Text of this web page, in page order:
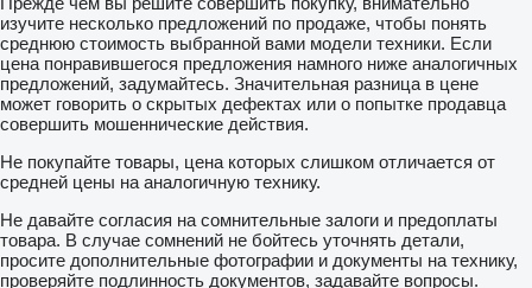
изучите несколько предложений по продаже, чтобы понять
среднюю стоимость выбранной вами модели техники. Если
цена понравившегося предложения намного ниже аналогичных
предложений, задумайтесь. Значительная разница в цене
может говорить о скрытых дефектах или о попытке продавца
совершить мошеннические действия.
Не покупайте товары, цена которых слишком отличается от
средней цены на аналогичную технику.
Не давайте согласия на сомнительные залоги и предоплаты
товара. В случае сомнений не бойтесь уточнять детали,
просите дополнительные фотографии и документы на технику,
проверяйте подлинность документов, задавайте вопросы.